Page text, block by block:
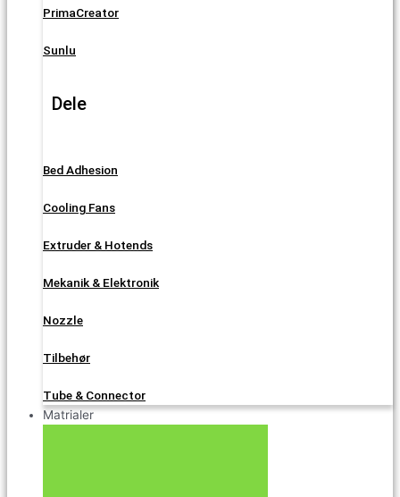
PrimaCreator
Sunlu
Dele
Bed Adhesion
Cooling Fans
Extruder & Hotends
Mekanik & Elektronik
Nozzle
Tilbehør
Tube & Connector
Matrialer